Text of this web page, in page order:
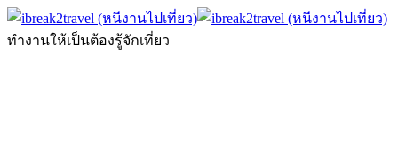
ทำงานให้เป็นต้องรู้จักเที่ยว